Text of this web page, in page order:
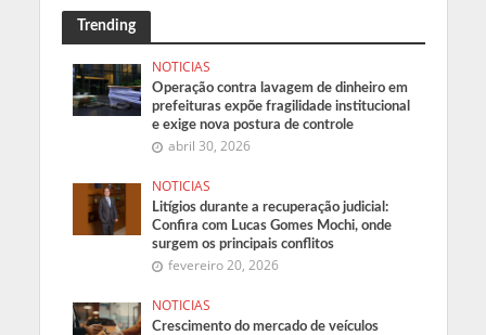
Trending
NOTICIAS
Operação contra lavagem de dinheiro em
prefeituras expõe fragilidade institucional
e exige nova postura de controle
abril 30, 2026
NOTICIAS
Litígios durante a recuperação judicial:
Confira com Lucas Gomes Mochi, onde
surgem os principais conflitos
fevereiro 20, 2026
NOTICIAS
Crescimento do mercado de veículos